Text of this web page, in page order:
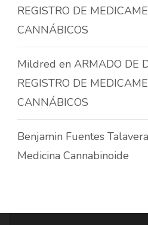
REGISTRO DE
CANNÁBICOS
Mildred en ARMADO DE
REGISTRO DE
CANNÁBICOS
Benjamin Fuentes Talavera
Medicina Cannabinoide